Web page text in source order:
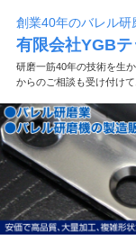
創業40年のバレル
有限会社YGBテ
研磨一筋40年の技術を生
からのご相談も受け付けて
HOME
事例・実績
設備紹介
会社概要